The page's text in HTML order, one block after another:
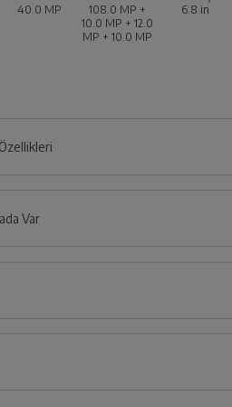
40.0 MP
108.0 MP +
10.0 MP + 12.0
MP + 10.0 MP
6.8 in
Var